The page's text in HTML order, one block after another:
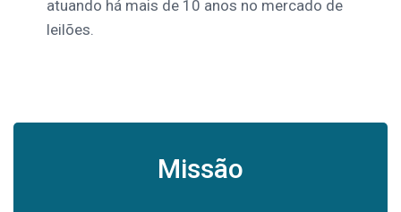
atuando há mais de 10 anos no mercado de
leilões.
Missão